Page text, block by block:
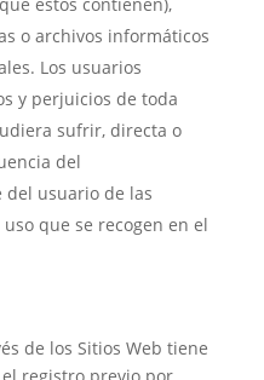
o archivos informáticos
Los usuarios
y perjuicios de toda
sufrir, directa o
del
usuario de las
que se recogen en el
de los Sitios Web tiene